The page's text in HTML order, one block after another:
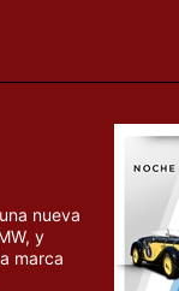
nueva
y
marca